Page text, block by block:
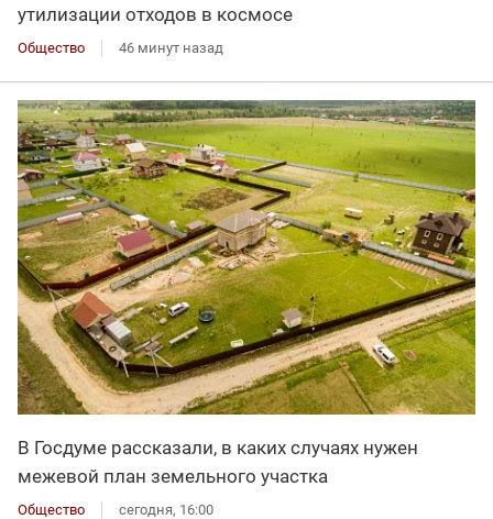
утилизации отходов в космосе
Общество 46 минут назад
В Госдуме рассказали, в каких случаях нужен
межевой план земельного участка
Общество сегодня, 16:00